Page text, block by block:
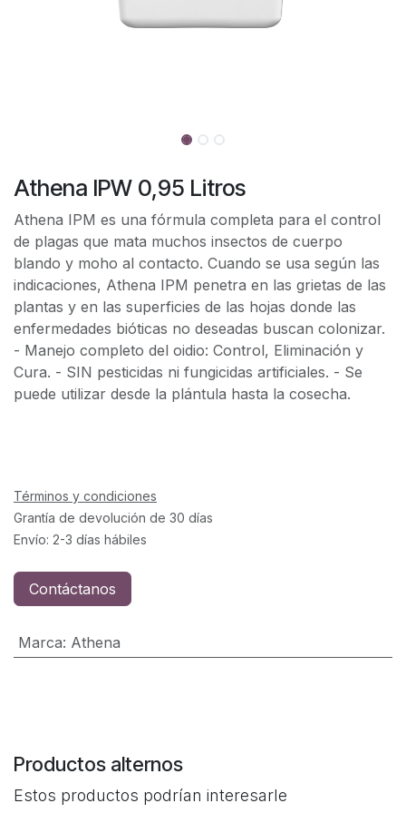
Athena IPW 0,95 Litros
Athena IPM es una fórmula completa para el control
de plagas que mata muchos insectos de cuerpo
blando y moho al contacto. Cuando se usa según las
indicaciones, Athena IPM penetra en las grietas de las
plantas y en las superficies de las hojas donde las
enfermedades bióticas no deseadas buscan colonizar.
- Manejo completo del oidio: Control, Eliminación y
Cura. - SIN pesticidas ni fungicidas artificiales. - Se
puede utilizar desde la plántula hasta la cosecha.
Términos y condiciones
Grantía de devolución de 30 días
Envío: 2-3 días hábiles
Contáctanos
Marca: Athena
Productos alternos
Estos productos podrían interesarle